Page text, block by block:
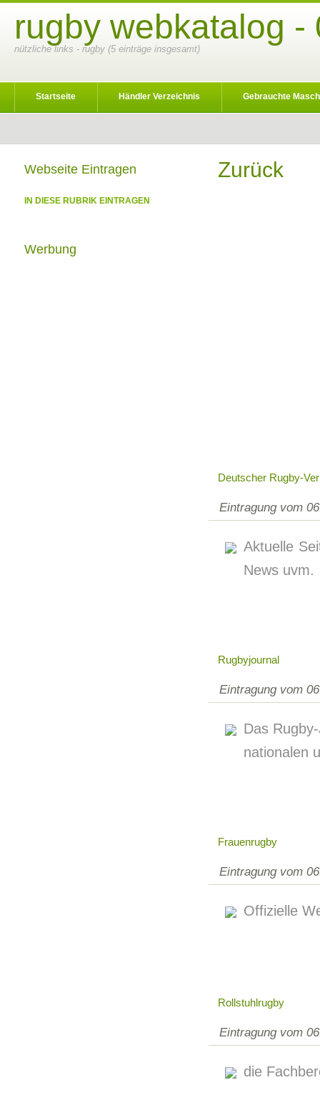
rugby webkatalog -
nützliche links - rugby (5 einträge insgesamt)
Startseite Händler Verzeichnis Gebrauchte
Zurück
Deutscher Rugby-
Eintragung vom
Aktuelle
News uvm.
Rugbyjournal
Eintragung vom
Das
nationalen
Frauenrugby
Eintragung vom
Offizielle
Rollstuhlrugby
Eintragung vom
die
Webseite Eintragen
IN DIESE RUBRIK EINTRAGEN
Werbung